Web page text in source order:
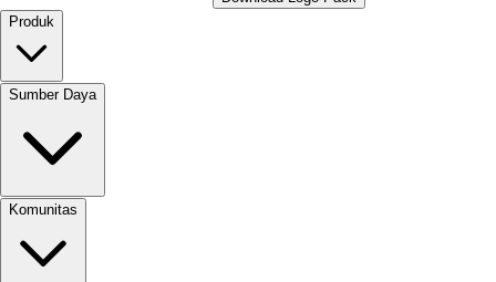
Produk
Sumber Daya
Komunitas